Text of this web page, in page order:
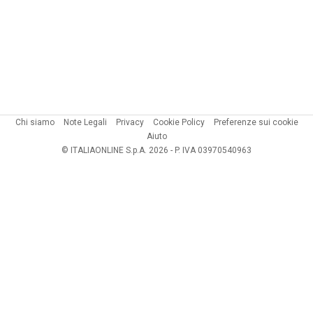
Chi siamo Note Legali Privacy Cookie Policy
Preferenze sui cookie
Aiuto
© ITALIAONLINE S.p.A. 2026 - P. IVA 03970540963